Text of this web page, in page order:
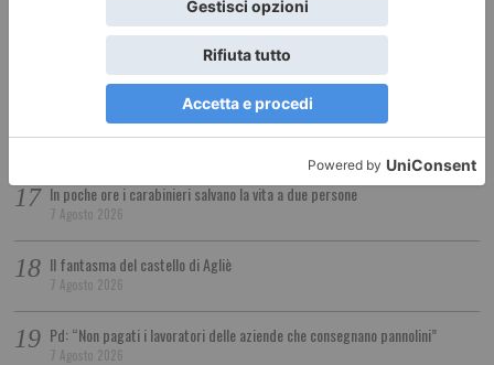
Chi dice Donald dice Danno?
7 Agosto 2026
Le delizie del Caffè Al Bicerin
7 Agosto 2026
In poche ore i carabinieri salvano la vita a due persone
7 Agosto 2026
Il fantasma del castello di Agliè
7 Agosto 2026
Pd: “Non pagati i lavoratori delle aziende che consegnano pannolini”
7 Agosto 2026